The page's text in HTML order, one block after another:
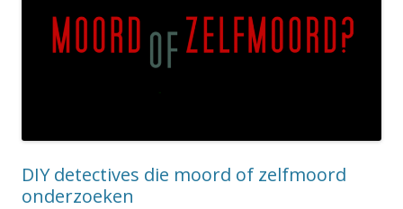
DIY detectives die moord of zelfmoord
onderzoeken